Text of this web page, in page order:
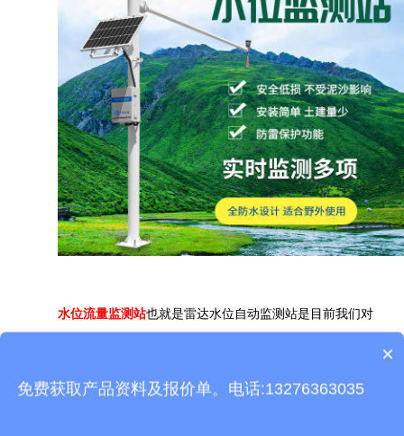
水位流量监测站也就是雷达水位自动监测站是目前我们对
道、水库等地方进行水位流量监测。比起以往的水位流量监测
产品包含安装吗？
×
免费获取产品资料及报价单。电话:13276363035